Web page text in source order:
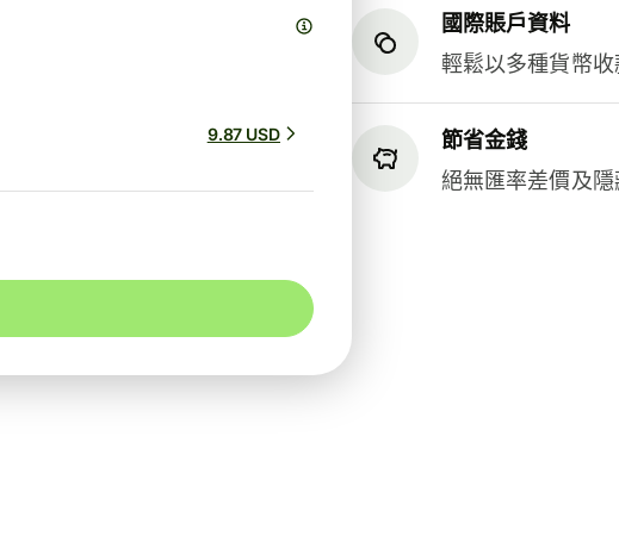
國際賬戶資料
輕鬆以多種貨幣
節省金錢
絕無匯率差價及
9.87 USD